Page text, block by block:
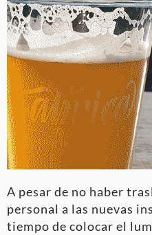
A pesar de no haber
personal a las nuevas
tiempo de colocar el